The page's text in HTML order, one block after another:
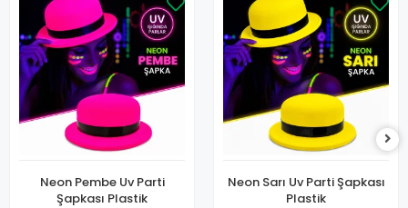
Neon Pembe Uv Parti
Şapkası Plastik
Neon Sarı Uv Parti Şapkası
Plastik